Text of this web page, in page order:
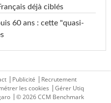
déjà ciblés
60 ans : cette "quasi-
Publicité
Recrutement
les cookies
Gérer Utiq
© 2026 CCM Benchmark